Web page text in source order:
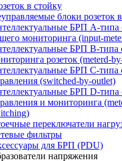
в стойку
блоки розеток
БРП А-типа
мониторинга (input-
БРП B-типа
розеток (meterd-
БРП C-типа
(switched-by-outlet)
БРП D-типа
и мониторинга
переключатели
фильтры
для БРП (PDU)